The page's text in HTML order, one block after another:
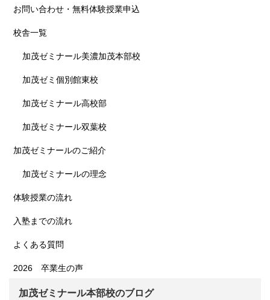
お問い合わせ・無料体験授業申込
校舎一覧
加茂ゼミナール美濃加茂本部校
加茂ゼミ個別館東校
加茂ゼミナール高校部
加茂ゼミナール双葉校
加茂ゼミナールのご紹介
加茂ゼミナールの理念
体験授業の流れ
入塾までの流れ
よくある質問
2026 卒業生の声
加茂ゼミナール本部校のブログ